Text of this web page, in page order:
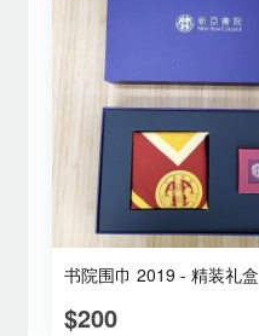
书院围巾 2019 - 精装礼盒
$200